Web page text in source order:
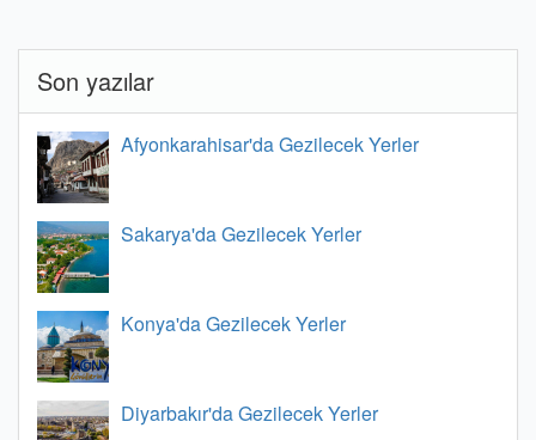
Son yazılar
Afyonkarahisar'da Gezilecek Yerler
Sakarya'da Gezilecek Yerler
Konya'da Gezilecek Yerler
Diyarbakır'da Gezilecek Yerler